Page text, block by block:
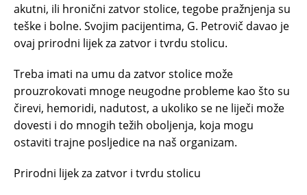
akutni, ili hronični zatvor stolice, tegobe pražnjenja su
teške i bolne. Svojim pacijentima, G. Petrovič davao je
ovaj prirodni lijek za zatvor i tvrdu stolicu.
Treba imati na umu da zatvor stolice može
prouzrokovati mnoge neugodne probleme kao što su
čirevi, hemoridi, nadutost, a ukoliko se ne liječi može
dovesti i do mnogih težih oboljenja, koja mogu
ostaviti trajne posljedice na naš organizam.
Prirodni lijek za zatvor i tvrdu stolicu